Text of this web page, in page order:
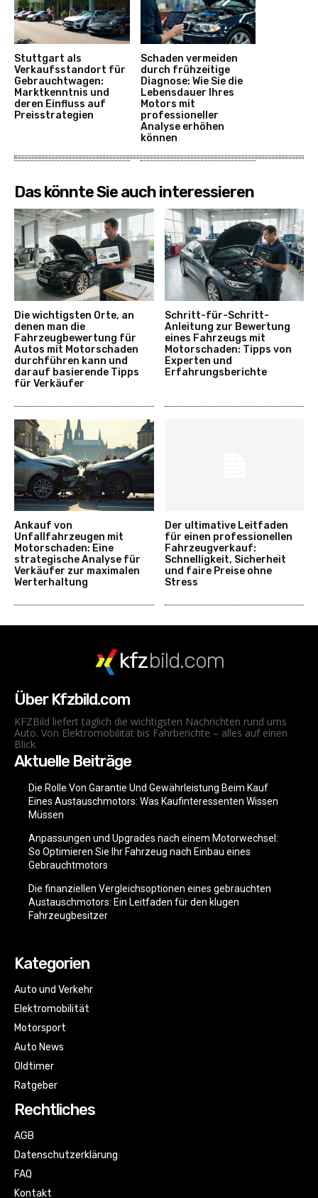
Stuttgart als
Verkaufsstandort für
Gebrauchtwagen:
Marktkenntnis und
deren Einfluss auf
Preisstrategien
Schaden vermeiden
durch frühzeitige
Diagnose: Wie Sie die
Lebensdauer Ihres
Motors mit
professioneller
Analyse erhöhen
können
Das könnte Sie auch interessieren
Die wichtigsten Orte, an
denen man die
Fahrzeugbewertung für
Autos mit Motorschaden
durchführen kann und
darauf basierende Tipps
für Verkäufer
Schritt-für-Schritt-
Anleitung zur Bewertung
eines Fahrzeugs mit
Motorschaden: Tipps von
Experten und
Erfahrungsberichte
Ankauf von
Unfallfahrzeugen mit
Motorschaden: Eine
strategische Analyse für
Verkäufer zur maximalen
Werterhaltung
Der ultimative Leitfaden
für einen professionellen
Fahrzeugverkauf:
Schnelligkeit, Sicherheit
und faire Preise ohne
Stress
kfzbild.com
Über Kfzbild.com
KFZBild liefert täglich die wichtigsten Nachrichten rund ums
Auto. Von Elektromobilität bis Fahrberichte – alles auf einen
Blick.
Aktuelle Beiträge
Die Rolle Von Garantie Und Gewährleistung Beim Kauf
Eines Austauschmotors: Was Kaufinteressenten Wissen
Müssen
Anpassungen und Upgrades nach einem Motorwechsel:
So Optimieren Sie Ihr Fahrzeug nach Einbau eines
Gebrauchtmotors
Die finanziellen Vergleichsoptionen eines gebrauchten
Austauschmotors: Ein Leitfaden für den klugen
Fahrzeugbesitzer
Kategorien
Auto und Verkehr
Elektromobilität
Motorsport
Auto News
Oldtimer
Ratgeber
Rechtliches
AGB
Datenschutzerklärung
FAQ
Kontakt